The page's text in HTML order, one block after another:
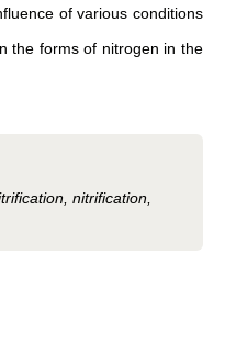
of various conditions
the forms of nitrogen in the
nitrification,